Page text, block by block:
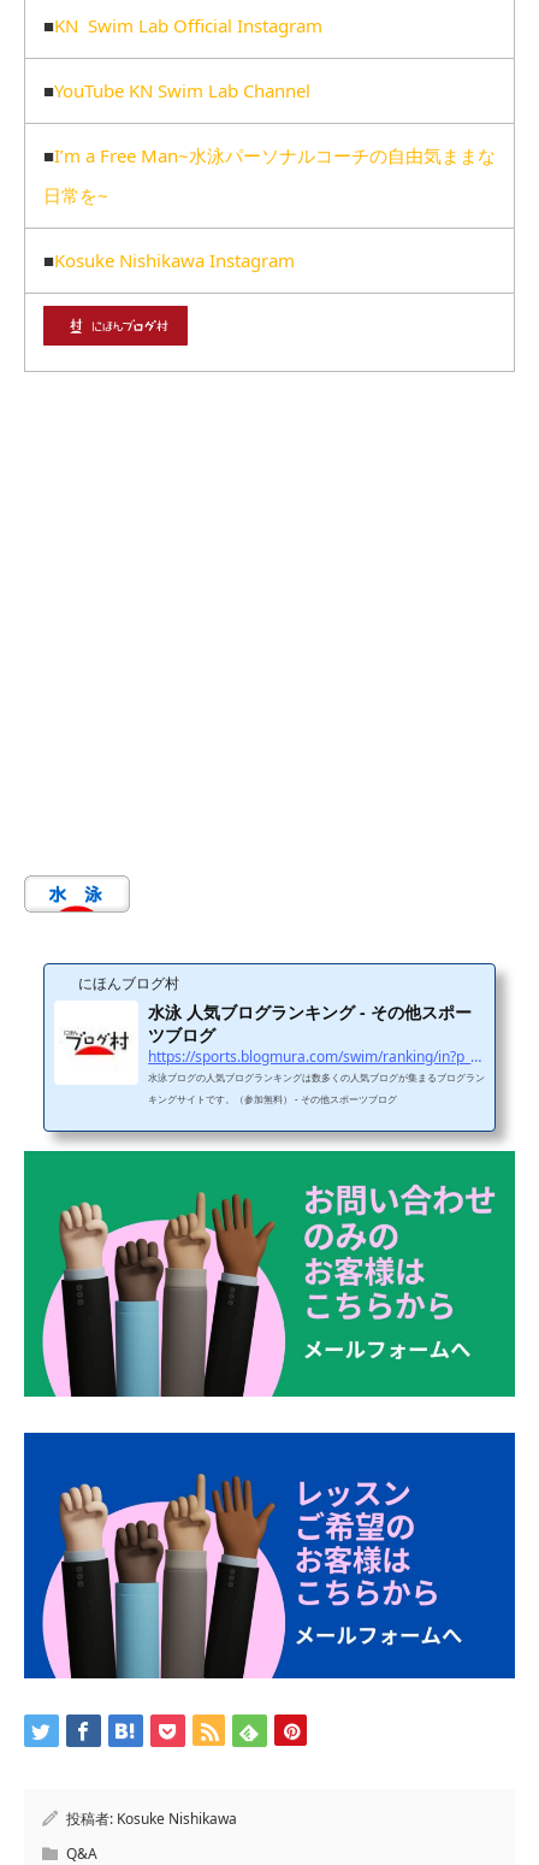
■KN Swim Lab Official Instagram
■YouTube KN Swim Lab Channel
■I’m a Free Man~水泳パーソナルコーチの自由気ままな
日常を~
■Kosuke Nishikawa Instagram
にほんブログ村
水泳 人気ブログランキング - その他スポー
ツブログ
https://sports.blogmura.com/swim/ranking/in?p_cid=11114970
水泳ブログの人気ブログランキングは数多くの人気ブログが集まるブログラン
キングサイトです。（参加無料） - その他スポーツブログ
投稿者: Kosuke Nishikawa
Q&A